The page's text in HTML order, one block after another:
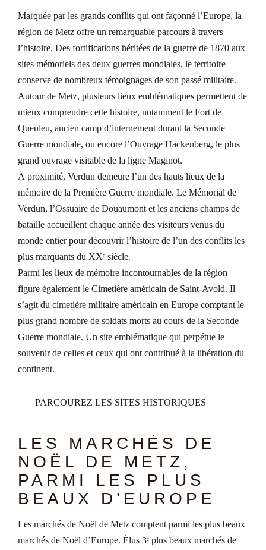
Marquée par les grands conflits qui ont façonné l’Europe, la
région de Metz offre un remarquable parcours à travers
l’histoire. Des fortifications héritées de la guerre de 1870 aux
sites mémoriels des deux guerres mondiales, le territoire
conserve de nombreux témoignages de son passé militaire.
Autour de Metz, plusieurs lieux emblématiques permettent de
mieux comprendre cette histoire, notamment le Fort de
Queuleu, ancien camp d’internement durant la Seconde
Guerre mondiale, ou encore l’Ouvrage Hackenberg, le plus
grand ouvrage visitable de la ligne Maginot.
À proximité, Verdun demeure l’un des hauts lieux de la
mémoire de la Première Guerre mondiale. Le Mémorial de
Verdun, l’Ossuaire de Douaumont et les anciens champs de
bataille accueillent chaque année des visiteurs venus du
monde entier pour découvrir l’histoire de l’un des conflits les
plus marquants du XXᵉ siècle.
Parmi les lieux de mémoire incontournables de la région
figure également le Cimetière américain de Saint-Avold. Il
s’agit du cimetière militaire américain en Europe comptant le
plus grand nombre de soldats morts au cours de la Seconde
Guerre mondiale. Un site emblématique qui perpétue le
souvenir de celles et ceux qui ont contribué à la libération du
continent.
PARCOUREZ LES SITES HISTORIQUES
LES MARCHÉS DE
NOËL DE METZ,
PARMI LES PLUS
BEAUX D’EUROPE
Les marchés de Noël de Metz comptent parmi les plus beaux
marchés de Noël d’Europe. Élus 3ᵉ plus beaux marchés de